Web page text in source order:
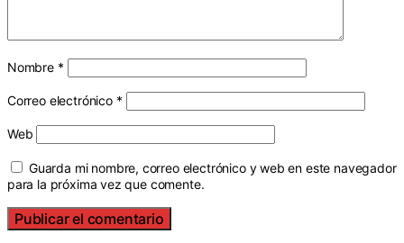
Nombre *
Correo electrónico *
Web
Guarda mi nombre, correo electrónico y web en este navegador
para la próxima vez que comente.